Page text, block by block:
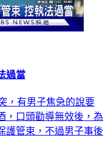
過當
，有男子焦急的說要
，口頭勸導無效後，為
護管束，不過男子事後